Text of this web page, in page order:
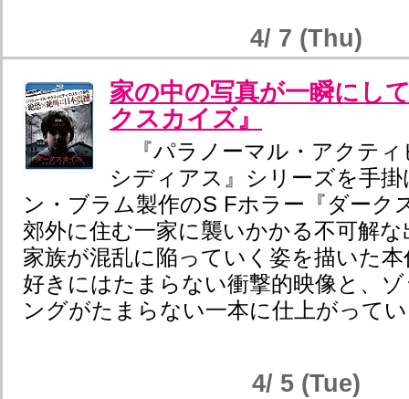
4/ 7 (Thu)
家の中の写真が一瞬にし
クスカイズ』
『パラノーマル・アクティ
シディアス』シリーズを手
ン・ブラム製作のS Fホラー『ダーク
郊外に住む一家に襲いかかる不可解
家族が混乱に陥っていく姿を描いた
好きにはたまらない衝撃的映像と、
ングがたまらない一本に仕上がって
4/ 5 (Tue)